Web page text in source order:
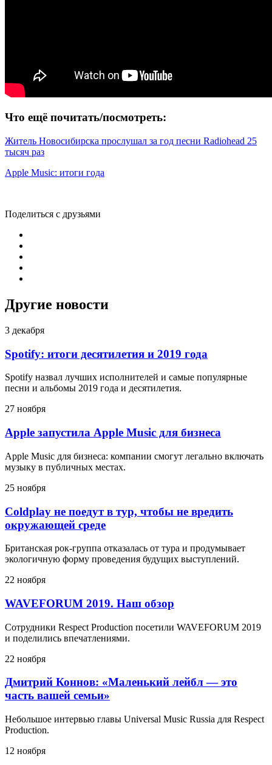
Что ещё почитать/посмотреть:
Житель Новосибирска прослушал за год песни Radiohead 25
тысяч раз
Apple Music: итоги года
Поделиться с друзьями
Другие новости
3 декабря
Spotify: итоги десятилетия и 2019 года
Spotify назвал лучших исполнителей и самые популярные
песни и альбомы 2019 года и десятилетия.
27 ноября
Apple запустила Apple Music для бизнеса
Apple Music для бизнеса: компании смогут легально включать
музыку в публичных местах.
25 ноября
Coldplay не поедут в тур, чтобы не вредить
окружающей среде
Британская рок-группа отказалась от тура и продумывает
экологичную форму проведения будущих выступлений.
22 ноября
WAVEFORUM 2019. Наш обзор
Сотрудники Respect Production посетили WAVEFORUM 2019
и поделились впечатлениями.
22 ноября
Дмитрий Коннов: «Маленький лейбл — это
часть вашей семьи»
Небольшое интервью главы Universal Music Russia для Respect
Production.
12 ноября